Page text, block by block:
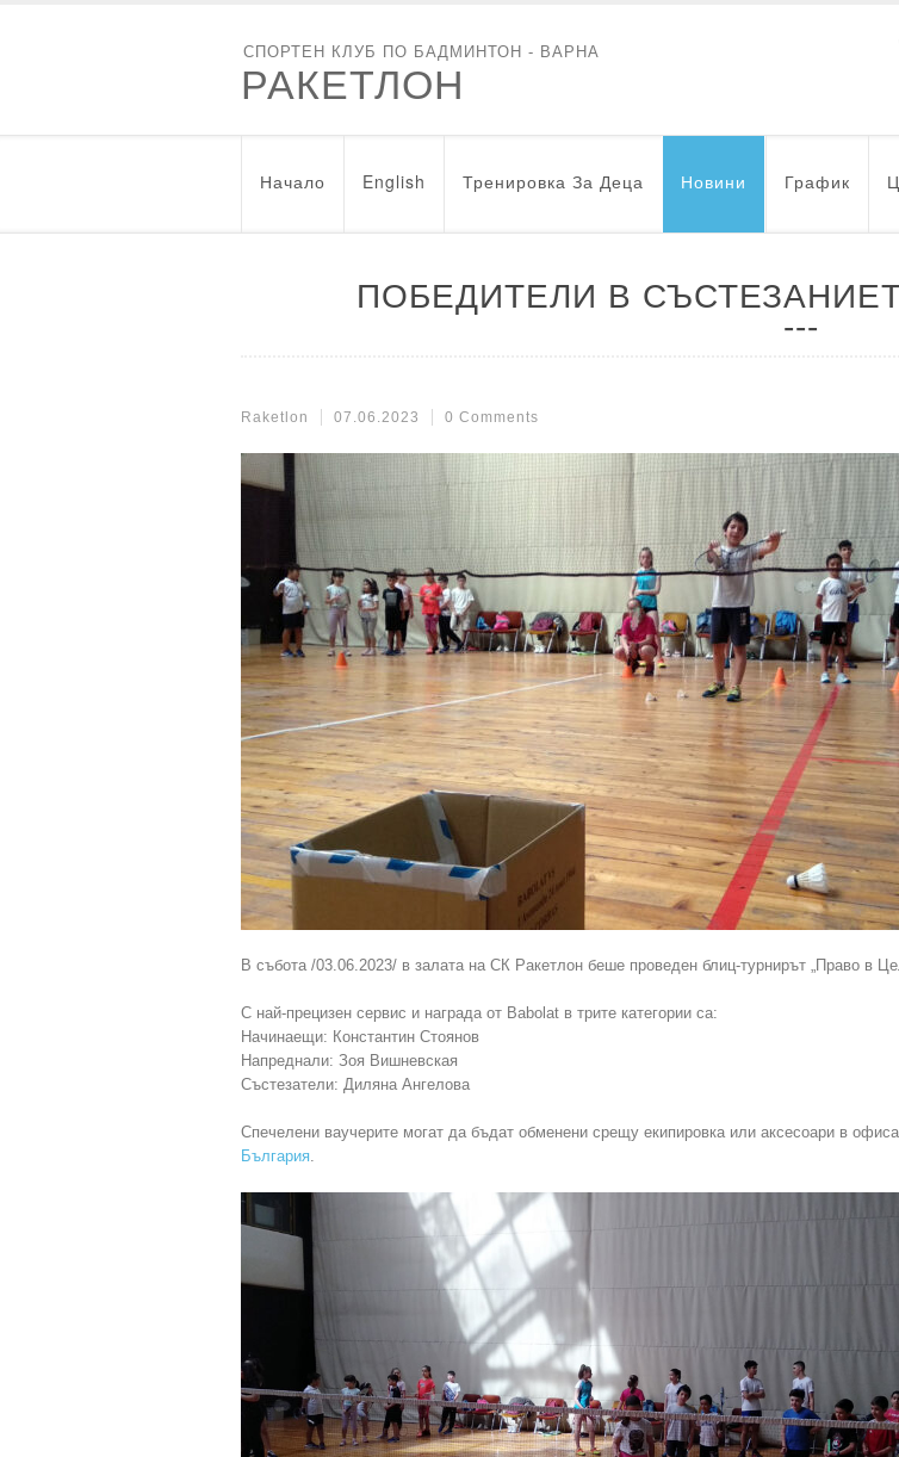
СПОРТЕН КЛУБ ПО БАДМИНТОН - ВАРНА
РАКЕТЛОН
Начало English Тренировка За Деца Новини График
ПОБЕДИТЕЛИ В
Raketlon 07.06.2023 0 Comments
В събота /03.06.2023/ в залата на СК Ракетлон беше проведен блиц-турнирът „Право в
С най-прецизен сервис и награда от Babolat в трите категории са:
Начинаещи: Константин Стоянов
Напреднали: Зоя Вишневская
Състезатели: Диляна Ангелова
Спечелени ваучерите могат да бъдат обменени срещу екипировка или аксесоари в
България.